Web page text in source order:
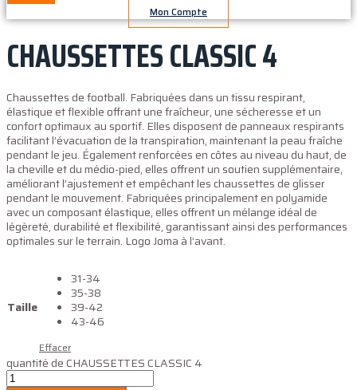
Mon Compte
CHAUSSETTES CLASSIC 4
Chaussettes de football. Fabriquées dans un tissu respirant,
élastique et flexible offrant une fraîcheur, une sécheresse et un
confort optimaux au sportif. Elles disposent de panneaux respirants
facilitant l’évacuation de la transpiration, maintenant la peau fraîche
pendant le jeu. Également renforcées en côtes au niveau du haut, de
la cheville et du médio-pied, elles offrent un soutien supplémentaire,
améliorant l’ajustement et empêchant les chaussettes de glisser
pendant le mouvement. Fabriquées principalement en polyamide
avec un composant élastique, elles offrent un mélange idéal de
légèreté, durabilité et flexibilité, garantissant ainsi des performances
optimales sur le terrain. Logo Joma à l’avant.
Taille
31-34
35-38
39-42
43-46
Effacer
quantité de CHAUSSETTES CLASSIC 4